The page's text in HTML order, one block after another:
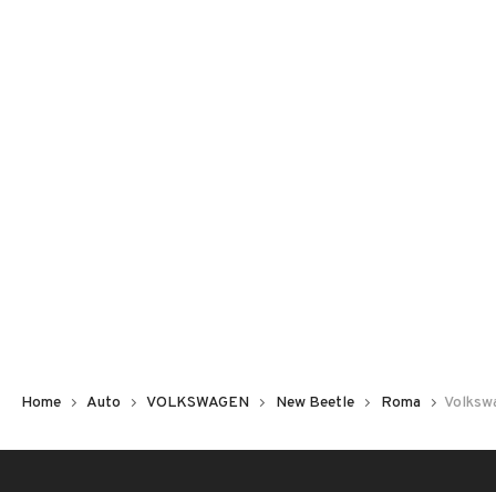
Home Auto VOLKSWAGEN New Beetle Roma